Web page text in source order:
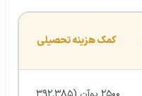
کمک هزینه تحصیلی